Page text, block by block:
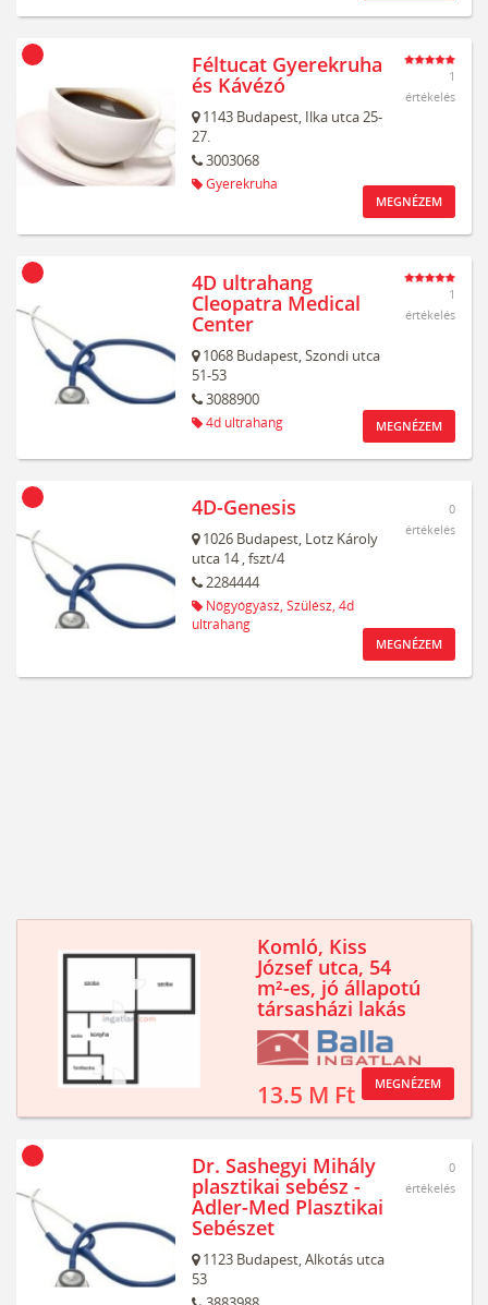
Féltucat Gyerekruha
és Kávézó
1143 Budapest, Ilka utca 25-
27.
3003068
Gyerekruha
1
értékelés
MEGNÉZEM
4D ultrahang
Cleopatra Medical
Center
1068 Budapest,Szondi utca
51-53
3088900
4d ultrahang
1
értékelés
MEGNÉZEM
4D-Genesis
1026 Budapest, Lotz Károly
utca 14, fszt/4
2284444
Nőgyógyász, Szülész, 4d
ultrahang
0
értékelés
MEGNÉZEM
Komló, Kiss
József utca, 54
m²-es, jó állapotú
társasházi lakás
13.5 M Ft MEGNÉZEM
Dr. Sashegyi Mihály
plasztikai sebész -
Adler-Med Plasztikai
Sebészet
1123 Budapest,Alkotás utca
53
0
értékelés